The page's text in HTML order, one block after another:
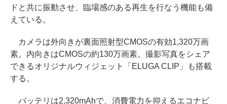
ドと共に振動させ、臨場感のある再生を行なう機能も備
えている。
カメラは外向きが裏面照射型CMOSの有効1,320万画
素。内向きはCMOSの約130万画素。撮影写真をシェア
できるオリジナルウィジェット「ELUGA CLIP」も搭載
する。
バッテリは2,320mAhで、消費電力を抑えるエコナビ